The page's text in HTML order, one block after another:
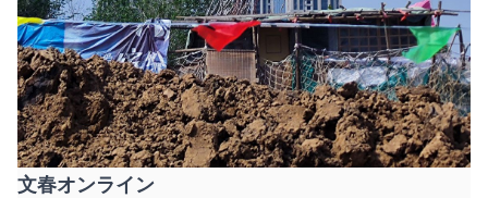
文春オンライン